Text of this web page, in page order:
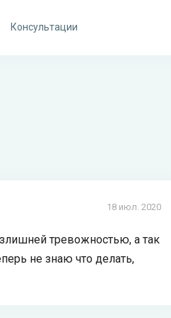
Консультации
18 июл. 2020
тревожностью, а так
не знаю что делать,